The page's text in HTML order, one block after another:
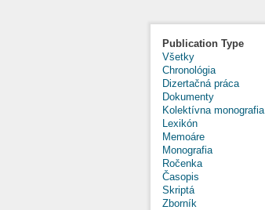
Publication Type
Všetky
Chronológia
Dizertačná práca
Dokumenty
Kolektívna monografia
Lexikón
Memoáre
Monografia
Ročenka
Časopis
Skriptá
Zborník